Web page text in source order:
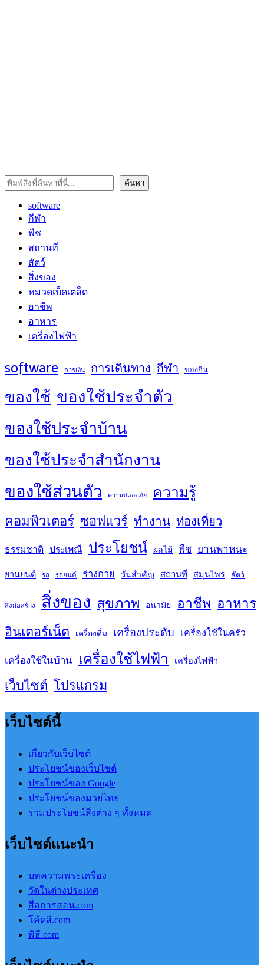
ค้นหา ค้นหา
software
กีฬา
พืช
สถานที่
สัตว์
สิ่งของ
หมวดเบ็ดเตล็ด
อาชีพ
อาหาร
เครื่องไฟฟ้า
software การเงิน การเดินทาง กีฬา ของกิน
ของใช้ ของใช้ประจำตัว
ของใช้ประจำบ้าน
ของใช้ประจำสำนักงาน
ของใช้ส่วนตัว ความปลอดภัย ความรู้
คอมพิวเตอร์ ซอฟแวร์ ทำงาน ท่องเที่ยว
ธรรมชาติ ประเพณี ประโยชน์ ผลไม้ พืช ยานพาหนะ
ยานยนต์ รถ รถยนต์ ร่างกาย วันสำคัญ สถานที่ สมุนไพร สัตว์
สิ่งก่อสร้าง สิ่งของ สุขภาพ อนามัย อาชีพ อาหาร
อินเตอร์เน็ต เครื่องดื่ม เครื่องประดับ เครื่องใช้ในครัว
เครื่องใช้ในบ้าน เครื่องใช้ไฟฟ้า เครื่องไฟฟ้า
เว็บไซต์ โปรแกรม
เว็บไซต์นี้
เกี่ยวกับเว็บไซต์
ประโยชน์ของเว็บไซต์
ประโยชน์ของ Google
ประโยชน์ของมวยไทย
รวมประโยชน์สิ่งต่าง ๆ ทั้งหมด
เว็บไซต์แนะนำ
บทความพระเครื่อง
วัดในต่างประเทศ
สื่อการสอน.com
โค้ดสี.com
พิธี.com